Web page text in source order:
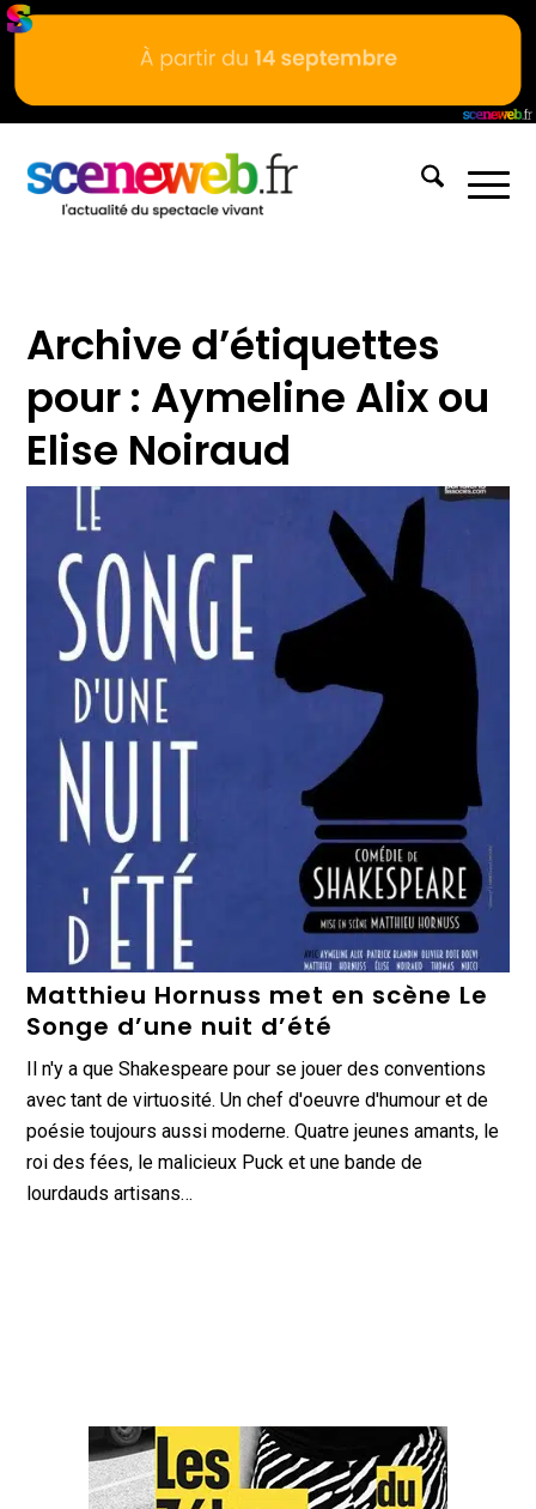
Archive d’étiquettes
pour : Aymeline Alix ou
Elise Noiraud
Matthieu Hornuss met en scène Le
Songe d’une nuit d’été
Il n'y a que Shakespeare pour se jouer des conventions
avec tant de virtuosité. Un chef d'oeuvre d'humour et de
poésie toujours aussi moderne. Quatre jeunes amants, le
roi des fées, le malicieux Puck et une bande de
lourdauds artisans…